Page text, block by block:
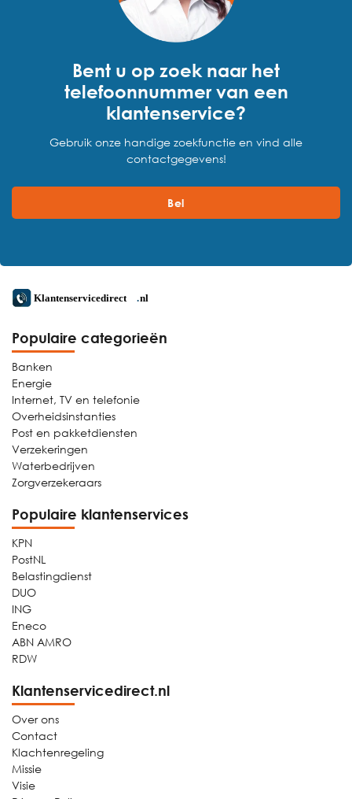
Bent u op zoek naar het
telefoonnummer van een
klantenservice?
Gebruik onze handige zoekfunctie en vind alle
contactgegevens!
Bel
Populaire categorieën
Banken
Energie
Internet, TV en telefonie
Overheidsinstanties
Post en pakketdiensten
Verzekeringen
Waterbedrijven
Zorgverzekeraars
Populaire klantenservices
KPN
PostNL
Belastingdienst
DUO
ING
Eneco
ABN AMRO
RDW
Klantenservicedirect.nl
Over ons
Contact
Klachtenregeling
Missie
Visie